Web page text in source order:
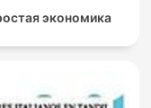
экономика